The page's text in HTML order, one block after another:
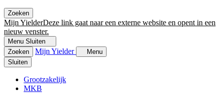
Zoeken
Mijn YielderDeze link gaat naar een externe website en opent in een
nieuw venster.
Menu Sluiten
Zoeken
Mijn Yielder
Menu
Sluiten
Grootzakelijk
MKB